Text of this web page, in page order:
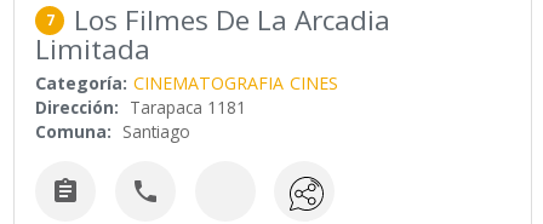
7 Los Filmes De La Arcadia
Limitada
Categoría: CINEMATOGRAFIA CINES
Dirección: Tarapaca 1181
Comuna: Santiago
 